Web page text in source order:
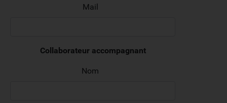
Mail
Collaborateur accompagnant
Nom